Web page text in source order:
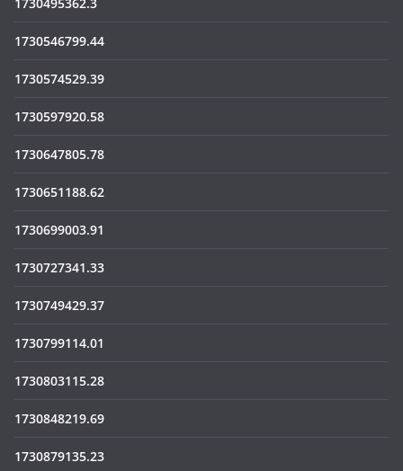
1730546799.44
1730574529.39
1730597920.58
1730647805.78
1730651188.62
1730699003.91
1730727341.33
1730749429.37
1730799114.01
1730803115.28
1730848219.69
1730879135.23